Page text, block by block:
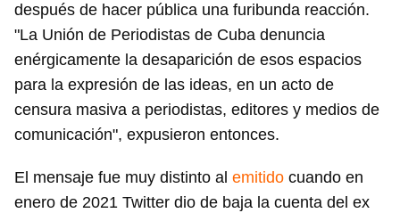
después de hacer pública una furibunda reacción.
"La Unión de Periodistas de Cuba denuncia
enérgicamente la desaparición de esos espacios
para la expresión de las ideas, en un acto de
censura masiva a periodistas, editores y medios de
comunicación", expusieron entonces.
El mensaje fue muy distinto al emitido cuando en
enero de 2021 Twitter dio de baja la cuenta del ex